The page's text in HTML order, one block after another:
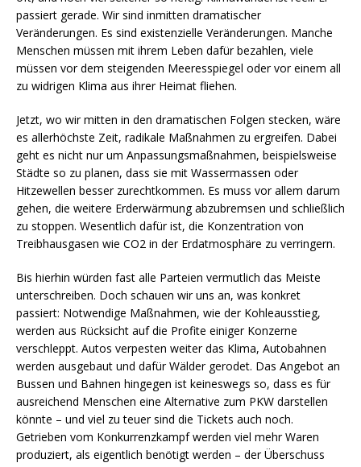
passiert gerade. Wir sind inmitten dramatischer
Veränderungen. Es sind existenzielle Veränderungen. Manche
Menschen müssen mit ihrem Leben dafür bezahlen, viele
müssen vor dem steigenden Meeresspiegel oder vor einem all
zu widrigen Klima aus ihrer Heimat fliehen.
Jetzt, wo wir mitten in den dramatischen Folgen stecken, wäre
es allerhöchste Zeit, radikale Maßnahmen zu ergreifen. Dabei
geht es nicht nur um Anpassungsmaßnahmen, beispielsweise
Städte so zu planen, dass sie mit Wassermassen oder
Hitzewellen besser zurechtkommen. Es muss vor allem darum
gehen, die weitere Erderwärmung abzubremsen und schließlich
zu stoppen. Wesentlich dafür ist, die Konzentration von
Treibhausgasen wie CO2 in der Erdatmosphäre zu verringern.
Bis hierhin würden fast alle Parteien vermutlich das Meiste
unterschreiben. Doch schauen wir uns an, was konkret
passiert: Notwendige Maßnahmen, wie der Kohleausstieg,
werden aus Rücksicht auf die Profite einiger Konzerne
verschleppt. Autos verpesten weiter das Klima, Autobahnen
werden ausgebaut und dafür Wälder gerodet. Das Angebot an
Bussen und Bahnen hingegen ist keineswegs so, dass es für
ausreichend Menschen eine Alternative zum PKW darstellen
könnte – und viel zu teuer sind die Tickets auch noch.
Getrieben vom Konkurrenzkampf werden viel mehr Waren
produziert, als eigentlich benötigt werden – der Überschuss